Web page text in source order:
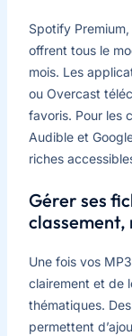
Spotify
offrent tous le
mois. Les
ou Overcast
favoris. Pour les
Audible et
riches
Gérer ses
Une fois vos
clairement et de
thématiques.
permettent